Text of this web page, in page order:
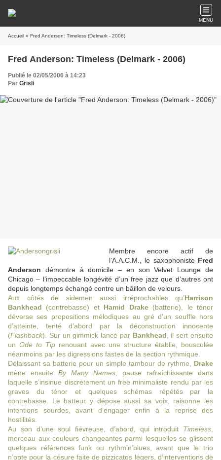
MENU
Accueil » Fred Anderson: Timeless (Delmark - 2006)
Fred Anderson: Timeless (Delmark - 2006)
Publié le 02/05/2006 à 14:23
Par Grisli
Membre encore actif de
l’A.A.C.M., le saxophoniste Fred
Anderson démontre à domicile – en son Velvet Lounge de
Chicago – l’impeccable longévité d’un free jazz que d’autres ont
depuis longtemps échangé contre un bâillon de velours.
Aux côtés de sidemen aussi irréprochables qu’Harrison
Bankhead (contrebasse) et Hamid Drake(batterie), le ténor
déverse ses propositions mélodiques au gré d’un souffle hors
d’atteinte, tenté d’abord par la déconstruction innocente
(Flashback). Sur un gimmick lancé par Bankhead , il sert ensuite
un Ode to Tip renouant avec une structure établie, bousculée
néanmoins par les digressions fastes de la section rythmique.
Délaissant sa batterie pour un simple tambour de rythme, Drake
mène ensuite By Many Names , pause rafraîchissante dans
laquelle s’insinue discrètement un free minimaliste rendu par les
graves du ténor et quelques schémas répétés par la
contrebasse. Le batteur y dépose aussi sa voix, raisonne les
intentions sourdes, avant d’engager enfin à la reprise des
hostilités.
Au son d’une soul fiévreuse, d’abord, qui introduit Timeless
morceau aux couleurs changeantes parmi lesquelles se glissent
quelques références funk ou rythm’n’blues, avant que le trio
n’opte pour la césure faite de pizzicatos légers, d’interventions de